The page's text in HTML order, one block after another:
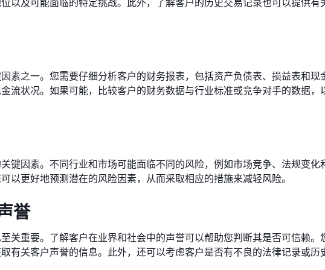
素之一。您需要仔细分析客户的财务报表，包括资产负债表、损益表和现
流状况。如果可能，比较客户的财务数据与行业标准或竞争对手的数据，
键因素。不同行业和市场可能面临不同的风险，例如市场竞争、法规变化
以更好地预测潜在的风险因素，从而采取相应的措施来减轻风险。
誉
关重要。了解客户在业界和社会中的声誉可以帮助您判断其是否可信赖。
有关客户声誉的信息。此外，还可以考虑客户是否有不良的法律记录或历